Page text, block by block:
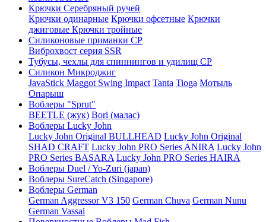
Крючки Серебряный ручей
Крючки одинарные Крючки офсетные Крючки
джиговые Крючки тройные
Силиконовые приманки СР
Виброхвост серия SSR
Тубусы, чехлы для спиннингов и удилищ СР
Силикон Микроджиг
JavaStick Maggot Swing Impact Tanta Tioga Мотыль
Опарыш
Воблеры "Sprut"
BEETLE (жук) Bori (малас)
Воблеры Lucky John
Lucky John Original BULLHEAD Lucky John Original
SHAD CRAFT Lucky John PRO Series ANIRA Lucky John
PRO Series BASARA Lucky John PRO Series HAIRA
Воблеры Duel / Yo-Zuri (japan)
Воблеры SureCatch (Singapore)
Воблеры German
German Aggressor V3 150 German Chuva German Nunu
German Vassal